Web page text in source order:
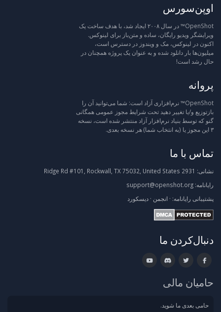
اوپن‌سورس
OpenShot™ در سال ۲۰۰۸ ایجاد شد، با هدف ساخت یک
ویرایشگر ویدیو رایگان، ساده و متن‌باز برای لینوکس.
اکنون در لینوکس، مک و ویندوز در دسترس است،
میلیون‌ها بار دانلود شده و به عنوان یک پروژه همچنان در
حال رشد است!
پروانه
OpenShot™ نرم‌افزاری آزاد است: شما می‌توانید آن را
بازتوزیع و/یا تغییر دهید تحت شرایط مجوز عمومی همگانی
گنو که توسط بنیاد نرم‌افزار آزاد منتشر شده است، نسخه
۳ این مجوز یا (به انتخاب شما) هر نسخه بعدی.
تماس با ما
نشانی:
رایانامه: support@openshot.org
پشتیبانی رایانامه: · انجمن · دیسکورد
دنبال‌کردن ما
حامیان مالی
حامی بعدی ما شوید.